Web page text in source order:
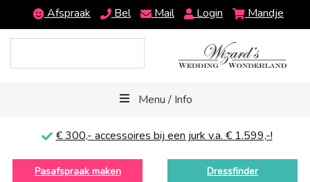
Afspraak Bel Mail Login Mandje
Menu / Info
€ 300,- accessoires bij een jurk v.a. € 1.599,-!
Pasafspraak maken Dressfinder